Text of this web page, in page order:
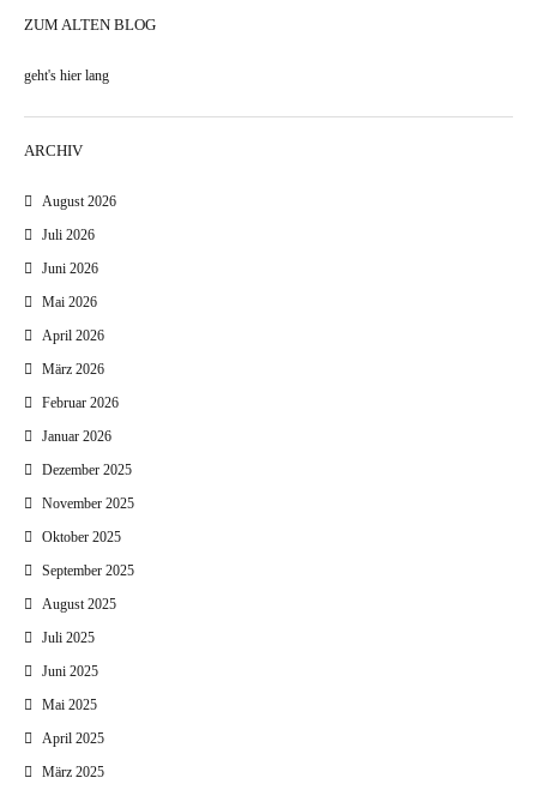
ZUM ALTEN BLOG
geht's hier lang
ARCHIV
August 2026
Juli 2026
Juni 2026
Mai 2026
April 2026
März 2026
Februar 2026
Januar 2026
Dezember 2025
November 2025
Oktober 2025
September 2025
August 2025
Juli 2025
Juni 2025
Mai 2025
April 2025
März 2025